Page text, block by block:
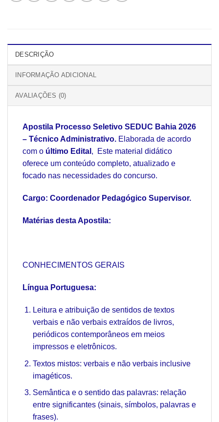
DESCRIÇÃO
INFORMAÇÃO ADICIONAL
AVALIAÇÕES (0)
Apostila Processo Seletivo SEDUC Bahia 2026
– Técnico Administrativo. Elaborada de acordo
com o último Edital , Este material didático
oferece um conteúdo completo, atualizado e
focado nas necessidades do concurso.
Cargo: Coordenador Pedagógico Supervisor.
Matérias desta Apostila:
CONHECIMENTOS GERAIS
Língua Portuguesa:
Leitura e atribuição de sentidos de textos
verbais e não verbais extraídos de livros,
periódicos contemporâneos em meios
impressos e eletrônicos.
Textos mistos: verbais e não verbais inclusive
imagéticos.
Semântica e o sentido das palavras: relação
entre significantes (sinais, símbolos, palavras e
frases).